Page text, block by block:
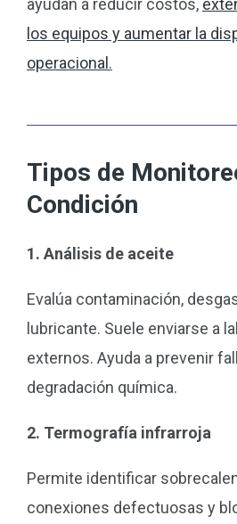
ayudan a reducir costos,
los equipos y aumentar la
operacional.
Tipos de
Condición
1. Análisis de aceite
Evalúa contaminación,
lubricante. Suele enviarse a
externos. Ayuda a prevenir
degradación química.
2. Termografía infrarroja
Permite identificar
conexiones defectuosas y